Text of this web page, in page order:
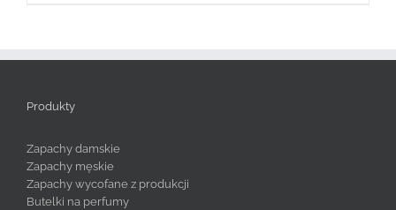
Produkty
Zapachy damskie
Zapachy męskie
Zapachy wycofane z produkcji
Butelki na perfumy